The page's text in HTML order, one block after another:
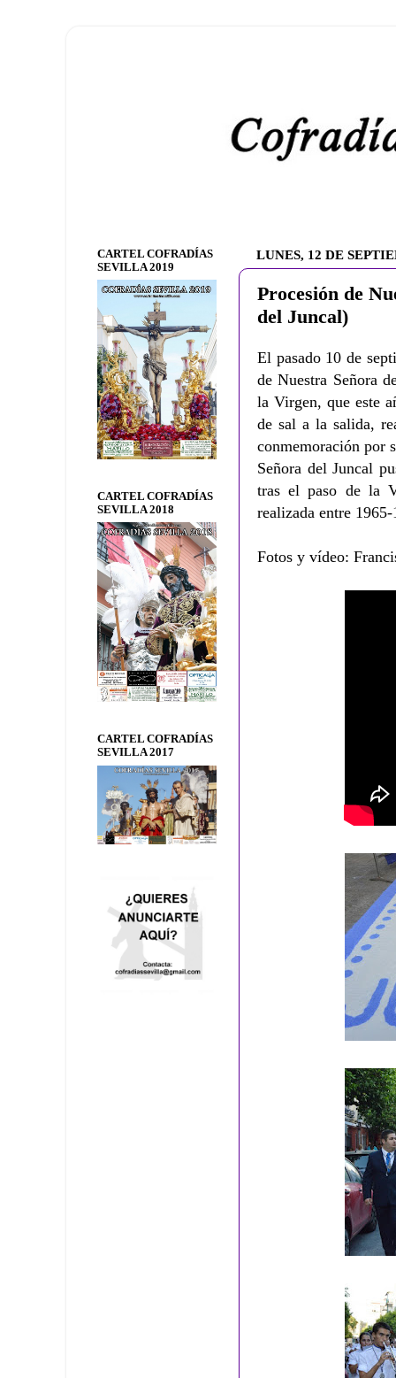
LUNES, 12 DE
Procesión de
del Juncal)
El pasado 10 de
de Nuestra Señora
la Virgen, que este
de sal a la salida,
conmemoración por
Señora del Juncal
tras el paso de la
realizada entre
Fotos y vídeo:
CARTEL COFRADÍAS
SEVILLA 2019
CARTEL COFRADÍAS
SEVILLA 2018
CARTEL COFRADÍAS
SEVILLA 2017